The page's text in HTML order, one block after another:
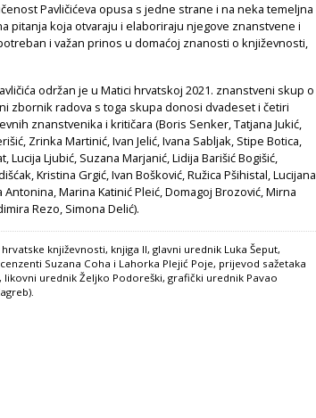
Pavličićeva opusa s jedne strane i na neka temeljna
pitanja koja otvaraju i elaboriraju njegove znanstvene i
i važan prinos u domaćoj znanosti o književnosti,
održan je u Matici hrvatskoj 2021. znanstveni skup o
zbornik radova s toga skupa donosi dvadeset i četiri
znanstvenika i kritičara (Boris Senker, Tatjana Jukić,
Zrinka Martinić, Ivan Jelić, Ivana Sabljak, Stipe Botica,
Lucija Ljubić, Suzana Marjanić, Lidija Barišić Bogišić,
Kristina Grgić, Ivan Bošković, Ružica Pšihistal, Lucijana
Marina Katinić Pleić, Domagoj Brozović, Mirna
Rezo, Simona Delić).
književnosti, knjiga II, glavni urednik Luka Šeput,
Suzana Coha i Lahorka Plejić Poje, prijevod sažetaka
likovni urednik Željko Podoreški, grafički urednik Pavao